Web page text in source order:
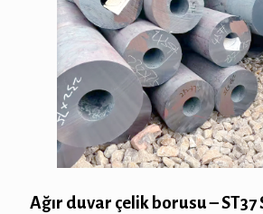
Ağır duvar çelik borusu – ST37